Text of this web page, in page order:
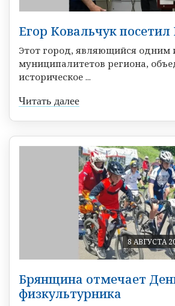
Егор Ковальчук
Этот город, являющийся одним
муниципалитетов региона,
историческое ...
Читать далее
8 АВГУСТА
Брянщина отмечает
физкультурника